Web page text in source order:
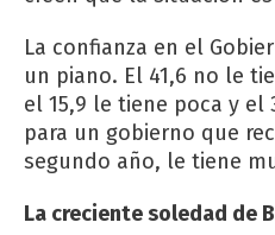
La confianza en el
un piano. El 41,6 no le
el 15,9 le tiene poca y el
para un gobierno que
segundo año, le tiene
La creciente soledad de